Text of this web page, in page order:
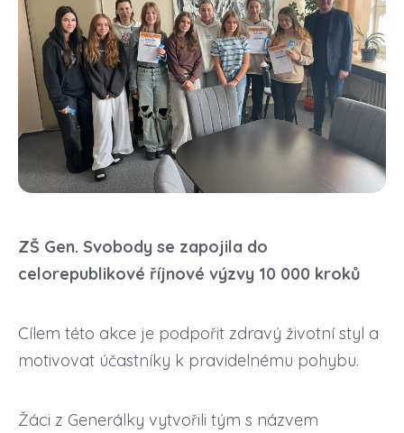
ZŠ Gen. Svobody se zapojila do
celorepublikové říjnové výzvy 10 000 kroků
Cílem této akce je podpořit zdravý životní styl a
motivovat účastníky k pravidelnému pohybu.
Žáci z Generálky vytvořili tým s názvem